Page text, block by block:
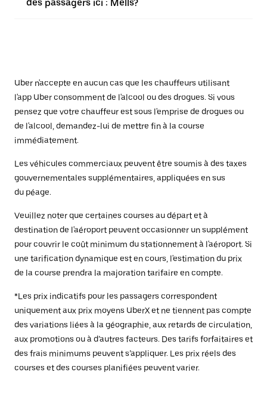
des passagers ici : Mells?
Uber n'accepte en aucun cas que les chauffeurs utilisant
l'app Uber consomment de l'alcool ou des drogues. Si vous
pensez que votre chauffeur est sous l'emprise de drogues ou
de l'alcool, demandez-lui de mettre fin à la course
immédiatement.
Les véhicules commerciaux peuvent être soumis à des taxes
gouvernementales supplémentaires, appliquées en sus
du péage.
Veuillez noter que certaines courses au départ et à
destination de l'aéroport peuvent occasionner un supplément
pour couvrir le coût minimum du stationnement à l'aéroport. Si
une tarification dynamique est en cours, l'estimation du prix
de la course prendra la majoration tarifaire en compte.
*Les prix indicatifs pour les passagers correspondent
uniquement aux prix moyens UberX et ne tiennent pas compte
des variations liées à la géographie, aux retards de circulation,
aux promotions ou à d’autres facteurs. Des tarifs forfaitaires et
des frais minimums peuvent s’appliquer. Les prix réels des
courses et des courses planifiées peuvent varier.